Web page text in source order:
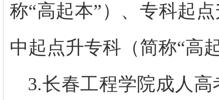
称“高起本”）、专科起
中起点升专科（简称“高
3.长春工程学院成人